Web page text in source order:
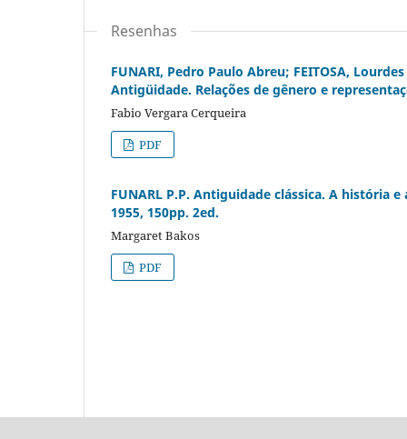
Resenhas
FUNARI, Pedro Paulo Abreu; FEITOSA,
Antigüidade. Relações de gênero e
Fabio Vergara Cerqueira
PDF
FUNARL P.P. Antiguidade clássica. A história
1955, 150pp. 2ed.
Margaret Bakos
PDF